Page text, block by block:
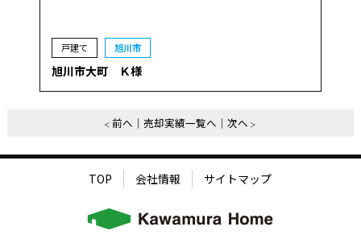
戸建て 旭川市
旭川市大町 Ｋ様
前へ 売却実績一覧へ 次へ
TOP 会社情報 サイトマップ